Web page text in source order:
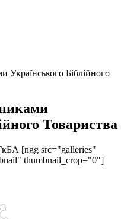
Українського Біблійного
Товариства
[ngg src="galleries"
thumbnail_crop="0"]